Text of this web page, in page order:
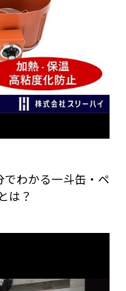
でわかる一斗缶・ペ
は？